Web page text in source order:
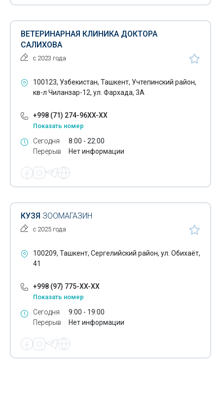
Золотые кольца
Зубочистки
Игрушки
Изделия из верблюжьей шерсти
Изделия из искусственного камня
Изделия из натуральной кожи
Изделия из тефлона
Инвалидные коляски
Кабельные системы обогрева
Канцелярские товары
Картон
Картонажное производство
Клей для напольных покрытий
ВЕТЕРИНАРНАЯ КЛИНИКА ДОКТОРА
САЛИХОВА
с 2023 года
100123, Узбекистан, Ташкент, Учтепинский район,
кв-л Чиланзар-12, ул. Фархада, 3А
+998 (71) 274-96XX-XX
Показать номер
Сегодня
Перерыв
8:00 - 22:00
Нет информации
КУЗЯ ЗООМАГАЗИН
с 2025 года
100209, Ташкент, Сергелийский район, ул. Обихаёт,
41
+998 (97) 775-XX-XX
Показать номер
Сегодня
Перерыв
9:00 - 19:00
Нет информации